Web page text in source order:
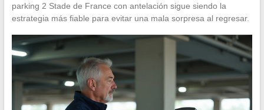
parking 2 Stade de France con antelación sigue siendo la
estrategia más fiable para evitar una mala sorpresa al regresar.